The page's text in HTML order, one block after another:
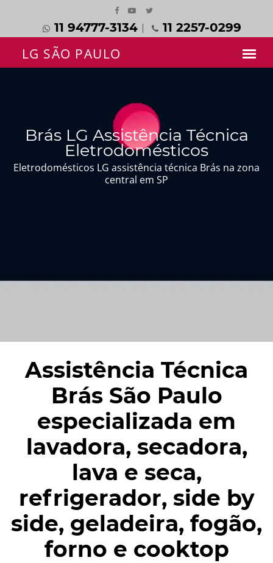
11 94777-3134 11 2257-0299
Brás LG Assistência Técnica
Eletrodomésticos
Eletrodomésticos LG assistência técnica Brás na zona
central em SP
Assistência Técnica
Brás São Paulo
especializada em
lavadora, secadora,
lava e seca,
refrigerador, side by
side, geladeira, fogão,
forno e cooktop